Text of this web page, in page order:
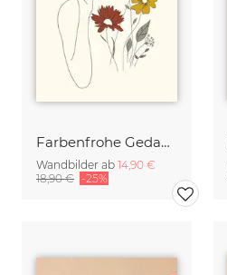
Farbenfrohe Gedanken
Wandbilder ab 14,90 €
18,90 € -25%